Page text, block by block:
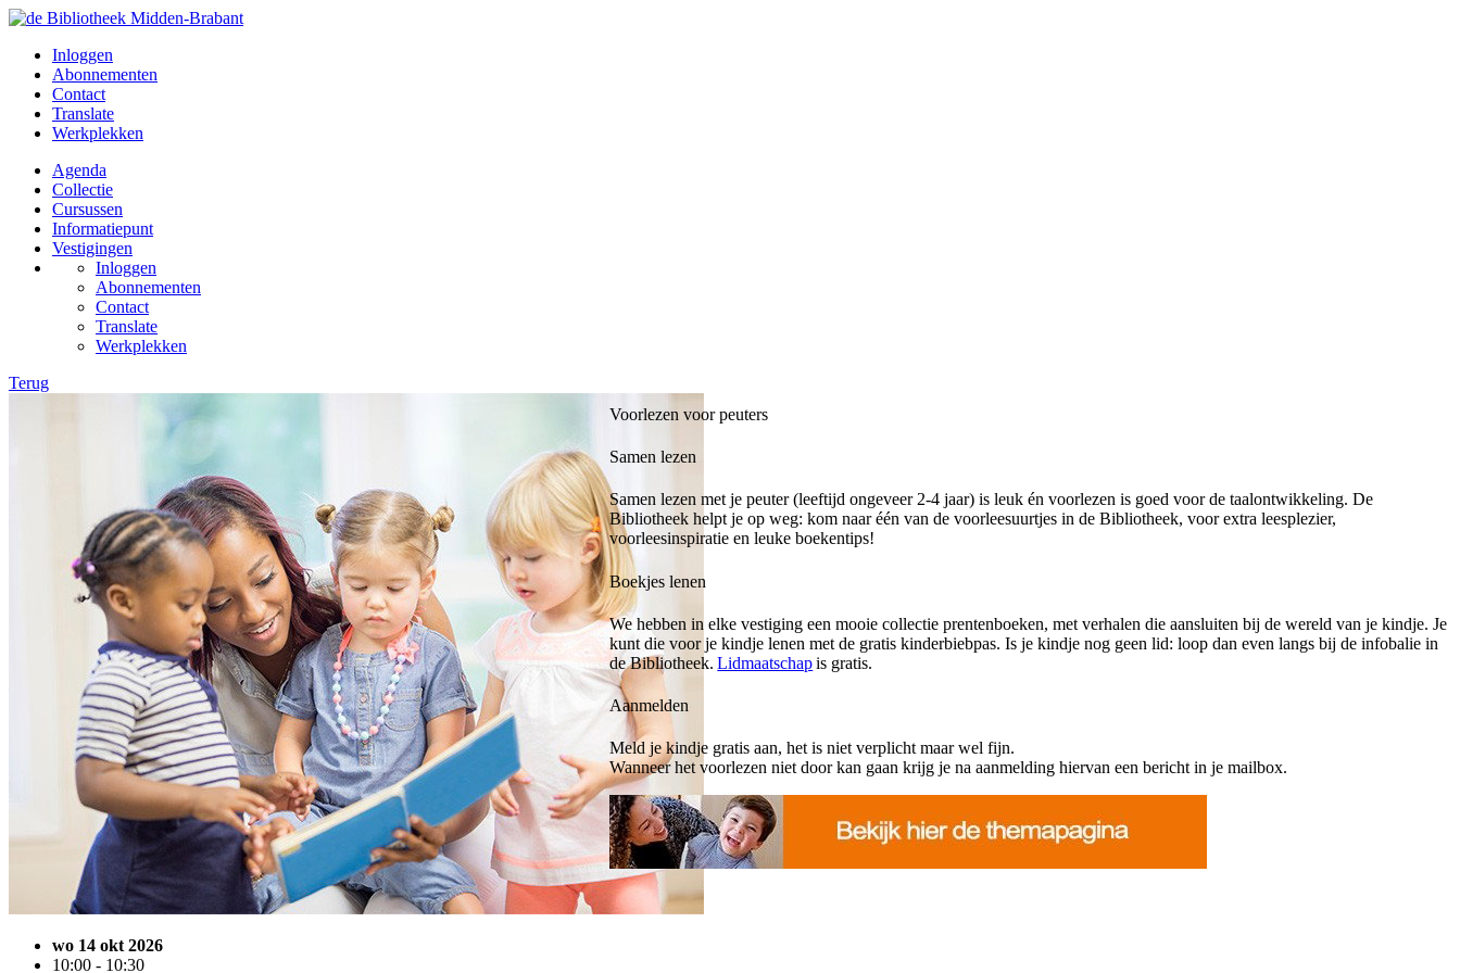
Inloggen
Abonnementen
Contact
Translate
Werkplekken
Agenda
Collectie
Cursussen
Informatiepunt
Vestigingen
Inloggen
Abonnementen
Contact
Translate
Werkplekken
Terug
wo 14 okt 2026
10:00 - 10:30
Voorlezen voor peuters
Samen lezen
Samen lezen met je peuter (leeftijd ongeveer 2-4 jaar) is leuk én voorlezen is goed voor de taalontwikkeling. De
Bibliotheek helpt je op weg: kom naar één van de voorleesuurtjes in de Bibliotheek, voor extra leesplezier,
voorleesinspiratie en leuke boekentips!
Boekjes lenen
We hebben in elke vestiging een mooie collectie prentenboeken, met verhalen die aansluiten bij de wereld van je kindje. Je
kunt die voor je kindje lenen met de gratis kinderbiebpas. Is je kindje nog geen lid: loop dan even langs bij de infobalie in
de Bibliotheek.Lidmaatschapis gratis.
Aanmelden
Meld je kindje gratis aan, het is niet verplicht maar wel fijn.
Wanneer het voorlezen niet door kan gaan krijg je na aanmelding hiervan een bericht in je mailbox.